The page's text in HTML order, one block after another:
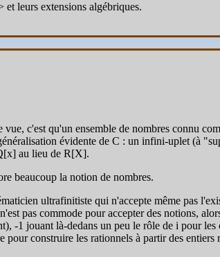
et leurs extensions algébriques.
c'est qu'un ensemble de nombres connu
évidente de C : un infini-uplet (à
au lieu de R[X].
beaucoup la notion de nombres.
ultrafinitiste qui n'accepte même pas
pas commode pour accepter des notions,
-1 jouant là-dedans un peu le rôle de i pour
construire les rationnels à partir des